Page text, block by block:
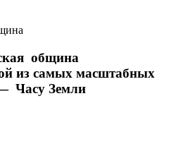
община
из самых масштабных
Часу Земли